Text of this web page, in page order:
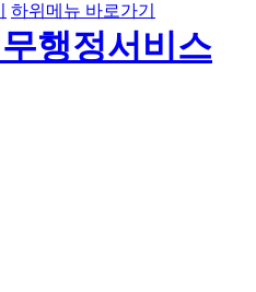
하위메뉴 바로가기